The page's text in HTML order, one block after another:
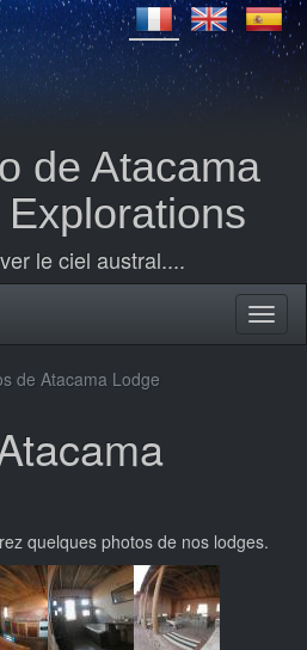
de Atacama
le ciel austral....
de Atacama Lodge
quelques photos de nos lodges.